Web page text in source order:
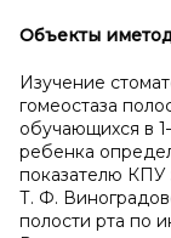
Объекты и
Изучение
гомеостаза
обучающихся в
ребенка
показателю КПУ
Т. Ф.
полости рта по